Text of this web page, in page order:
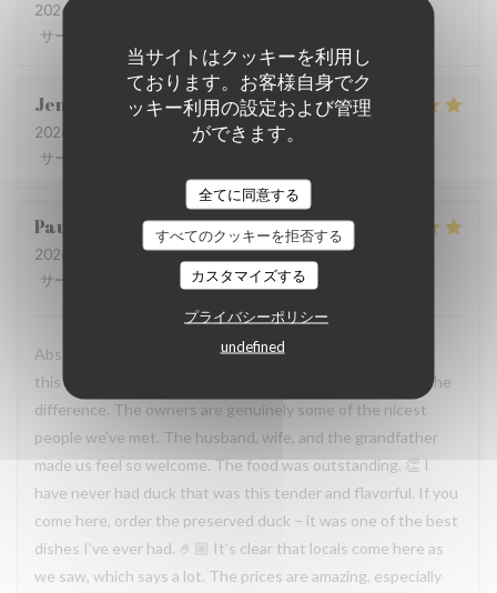
当サイトはクッキーを利用し
ております。お客様自身でク
ッキー利用の設定および管理
ができます。
全てに同意する
すべてのクッキーを拒否する
カスタマイズする
プライバシーポリシー
undefined
2026-07-24
サービス
Jen
2026-07-21
- 18:30 - ゲスト 7
サービス
Paula
2026-07-19
- 19:30 - ゲスト 2
サービス
5/5 メニュー: 5/5
Absolutely incredible experience. You can immediately tell
this is a family-run restaurant, and that warmth makes all the
difference. The owners are genuinely some of the nicest
people we’ve met. The husband, wife, and the grandfather
made us feel so welcome. The food was outstanding. 👏 I
have never had duck that was this tender and flavorful. If you
come here, order the preserved duck – it was one of the best
dishes I’ve ever had. 🤌🏼 It’s clear that locals come here as
we saw, which says a lot. The prices are amazing, especially